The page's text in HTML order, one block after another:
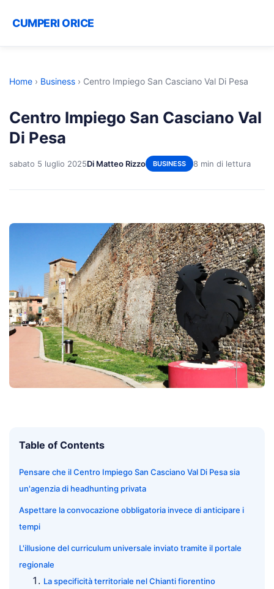
CUMPERI ORICE
Home › Business › Centro Impiego San Casciano Val Di Pesa
Centro Impiego San Casciano Val
Di Pesa
sabato 5 luglio 2025Di Matteo Rizzo BUSINESS 8 min di lettura
Table of Contents
Pensare che il Centro Impiego San Casciano Val Di Pesa sia
un'agenzia di headhunting privata
Aspettare la convocazione obbligatoria invece di anticipare i
tempi
L'illusione del curriculum universale inviato tramite il portale
regionale
La specificità territoriale nel Chianti fiorentino